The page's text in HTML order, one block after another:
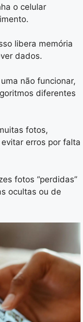
o celular
libera memória
dados.
não funcionar,
diferentes
fotos,
erros por falta
fotos “perdidas”
ocultas ou de